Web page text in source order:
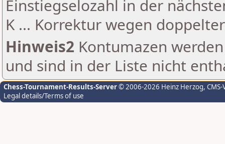
Einstiegselozahl in der
K ... Korrektur wegen
Hinweis2 Kontumazen
und sind in der Liste nicht
Chess-Tournament-Results-Server© 2006-2026 Heinz Herzog,
Legal details/Terms of use